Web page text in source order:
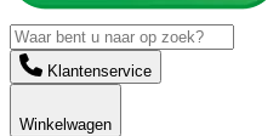
Klantenservice
Winkelwagen